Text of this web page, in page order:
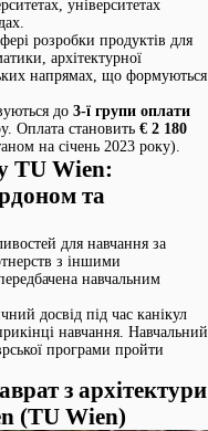
університетах
розробки продуктів для
архітектурної
напрямах, що формуються
до 3-ї групи оплати
Оплата становить € 2 180
на січень 2023 року).
TU Wien:
та
для навчання за
з іншими
навчальним
досвід під час канікул
навчання. Навчальний
програми пройти
з архітектури
(TU Wien)